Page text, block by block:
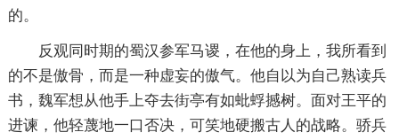
的。
反观同时期的蜀汉参军马谡，在他的身上，我所看到
的不是傲骨，而是一种虚妄的傲气。他自以为自己熟读兵
书，魏军想从他手上夺去街亭有如蚍蜉撼树。面对王平的
进谏，他轻蔑地一口否决，可笑地硬搬古人的战略。骄兵